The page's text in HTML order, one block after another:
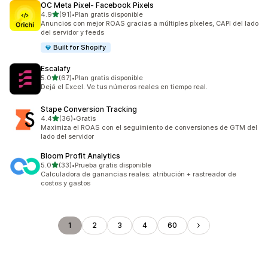
OC Meta Pixel‑ Facebook Pixels
4.9de 5 estrellas
(91)
91 reseñas en total
•Plan gratis disponible
Anuncios con mejor ROAS gracias a múltiples píxeles, CAPI del lado
del servidor y feeds
Built for Shopify
Escalafy
5.0de 5 estrellas
(67)
67 reseñas en total
•Plan gratis disponible
Dejá el Excel. Ve tus números reales en tiempo real.
Stape Conversion Tracking
4.4de 5 estrellas
(36)
36 reseñas en total
•Gratis
Maximiza el ROAS con el seguimiento de conversiones de GTM del
lado del servidor
Bloom Profit Analytics
5.0de 5 estrellas
(33)
33 reseñas en total
•Prueba gratis disponible
Calculadora de ganancias reales: atribución + rastreador de
costos y gastos
1 2 3 4 60